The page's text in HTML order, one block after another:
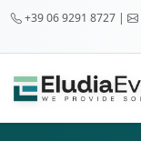
+39 06 9291 8727 |